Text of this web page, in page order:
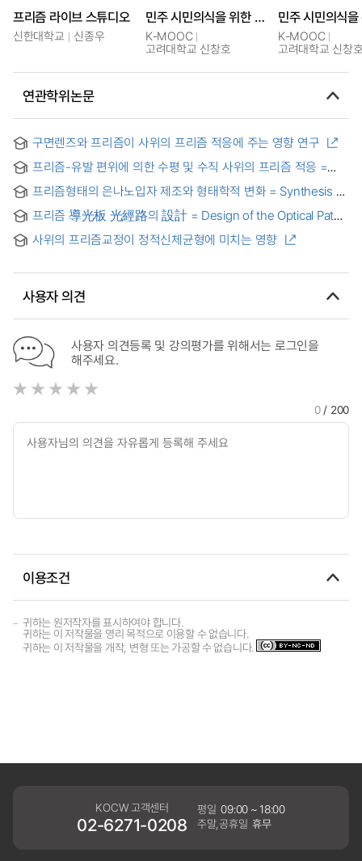
프리즘 라이브 스튜디오
신한대학교 신종우
민주 시민의식을 위한 동양 고전의 프리즘
K-MOOC
고려대학교 신창호
K-MOOC
고려대학교 신창
연관학위논문
구면렌즈와 프리즘이 사위의 프리즘 적응에 주는 영향 연구
프리즘-유발 편위에 의한 수평 및 수직 사위의 프리즘 적응 =
Prism Adaptation of Horizontal and Vertical Phoria by Prism
Induced Deviation
프리즘형태의 은나노입자 제조와 형태학적 변화 = Synthesis of
Silver Nanoprism and Its Morphological Variation
프리즘 導光板 光經路의 設計 = Design of the Optical Path
on the Prism Light Guide Plate
사위의 프리즘교정이 정적신체균형에 미치는 영향
사용자 의견
사용자 의견등록 및 강의평가를 위해서는 로그인을
해주세요.
0/ 200
이용조건
귀하는 원저작자를 표시하여야 합니다.
귀하는 이 저작물을 영리 목적으로 이용할 수 없습니다.
귀하는 이 저작물을 개작, 변형 또는 가공할 수 없습니다.
KOCW 고객센터
02-6271-0208
평일 09:00 ~ 18:00
주말,공휴일 휴무